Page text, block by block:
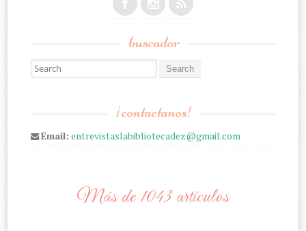
buscador
Search for:
¡contactanos!
Email: entrevistaslabibliotecadez@gmail.com
Más de 1043 artículos